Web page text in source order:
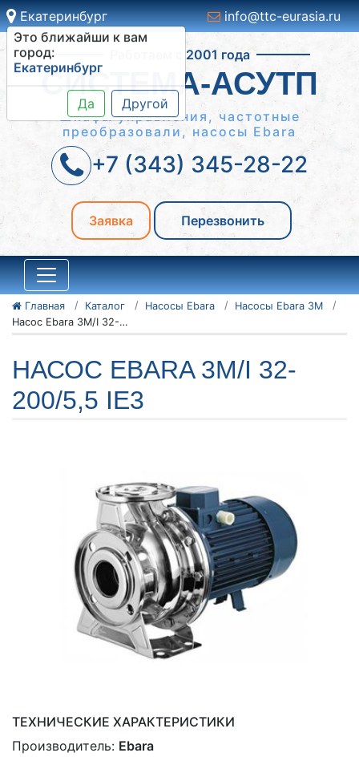
Екатеринбург
Это ближайши к вам
город:
Екатеринбург
Да Другой
info@ttc-eurasia.ru
Работаем с 2001 года
СИСТЕМА-АСУТП
Шкафы управления, частотные
преобразовали, насосы Ebara
+7 (343) 345-28-22
Заявка Перезвонить
Главная Каталог Насосы Ebara
Насосы Ebara 3M
Насос Ebara 3M/I 32-200/5,5 IE3
НАСОС EBARA 3M/I 32-
200/5,5 IE3
ТЕХНИЧЕСКИЕ ХАРАКТЕРИСТИКИ
Производитель: Ebara